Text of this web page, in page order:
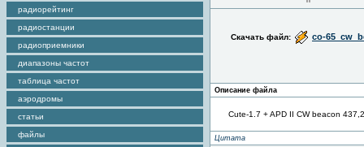
радиорейтинг
радиостанции
радиоприемники
диапазоны частот
таблица частот
аэродромы
статьи
файлы
Скачать файл: co-
Описание файла
Cute-1.7 + APD II CW beacon
Цитата